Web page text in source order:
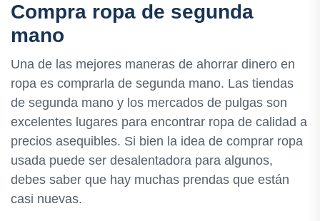
Compra ropa de segunda
mano
Una de las mejores maneras de ahorrar dinero en
ropa es comprarla de segunda mano. Las tiendas
de segunda mano y los mercados de pulgas son
excelentes lugares para encontrar ropa de calidad a
precios asequibles. Si bien la idea de comprar ropa
usada puede ser desalentadora para algunos,
debes saber que hay muchas prendas que están
casi nuevas.